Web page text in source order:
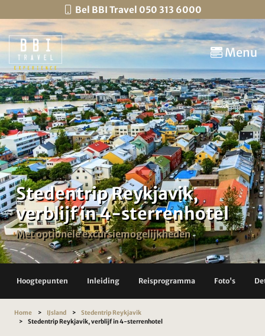
Bel BBI Travel 050 313 6000
Menu
Stedentrip Reykjavik,
verblijf in 4-sterrenhotel
Met optionele excursiemogelijkheden
Hoogtepunten Inleiding Reisprogramma Foto's
Home IJsland
Stedentrip Reykjavik
Stedentrip Reykjavik, verblijf in 4-sterrenhotel